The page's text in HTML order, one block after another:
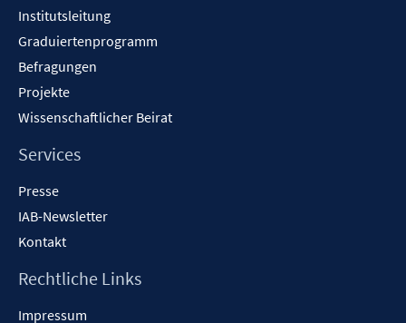
Institutsleitung
Graduiertenprogramm
Befragungen
Projekte
Wissenschaftlicher Beirat
Services
Presse
IAB-Newsletter
Kontakt
Rechtliche Links
Impressum